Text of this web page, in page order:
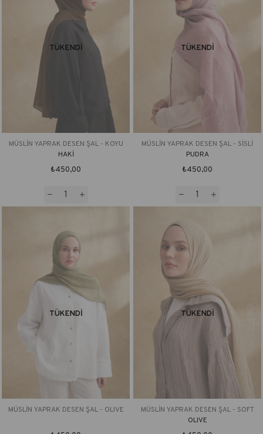
TÜKENDI
MÜSLİN YAPRAK DESEN ŞAL - KOYU
HAKİ
₺450,00
TÜKENDI
MÜSLİN YAPRAK DESEN ŞAL - SİSLİ
PUDRA
₺450,00
TÜKENDI
MÜSLİN YAPRAK DESEN ŞAL - OLIVE
TÜKENDI
MÜSLİN YAPRAK DESEN ŞAL - SOFT
OLIVE